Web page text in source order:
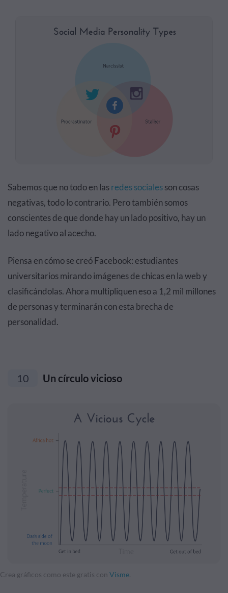
Sabemos que no todo en lasredes socialesson cosas
negativas, todo lo contrario. Pero también somos
conscientes de que donde hay un lado positivo, hay un
lado negativo al acecho.
Piensa en cómo se creó Facebook: estudiantes
universitarios mirando imágenes de chicas en la web y
clasificándolas. Ahora multipliquen eso a 1,2 mil millones
de personas y terminarán con esta brecha de
personalidad.
10 Un círculo vicioso
Crea gráficos como este gratis con Visme